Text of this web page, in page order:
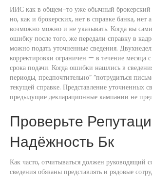
ИИС как в общем-то уже обычный брокерский
но, как и брокерских, нет в справке банка,
возможно можно и не указывать. Когда вы
ошибку после того, же передали справку в
можно подать уточненные сведения.
корректировки ограничен — в течение месяца
срока подачи. Когда ошибки нашлись в
периоды, предпочтительно” “потрудиться
текущей справке. Представление уточненных
предыдущие декларационные кампании не
Проверьте
Надёжность Бк
Как часто, отчитываться должен руководящий
сведения обязаны представлять и рядовые